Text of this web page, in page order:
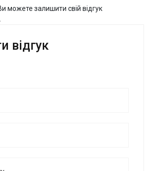
можете залишити свій відгук
відгук